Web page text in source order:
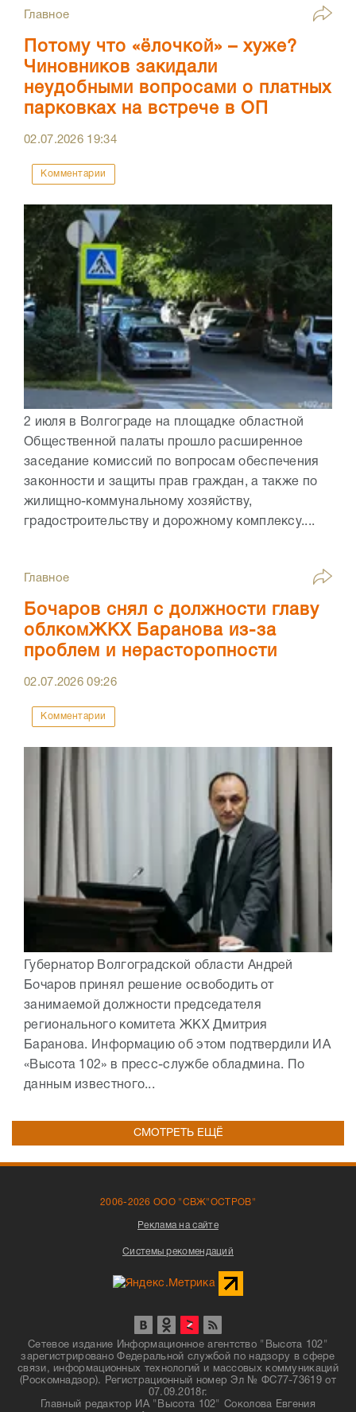
Главное
Потому что «ёлочкой» – хуже?
Чиновников закидали
неудобными вопросами о платных
парковках на встрече в ОП
02.07.2026 19:34
Комментарии
2 июля в Волгограде на площадке областной
Общественной палаты прошло расширенное
заседание комиссий по вопросам обеспечения
законности и защиты прав граждан, а также по
жилищно-коммунальному хозяйству,
градостроительству и дорожному комплексу....
Главное
Бочаров снял с должности главу
облкомЖКХ Баранова из-за
проблем и нерасторопности
02.07.202609:26
Комментарии
Губернатор Волгоградской области Андрей
Бочаров принял решение освободить от
занимаемой должности председателя
регионального комитета ЖКХ Дмитрия
Баранова. Информацию об этом подтвердили ИА
«Высота 102» в пресс-службе обладмина. По
данным известного...
СМОТРЕТЬ ЕЩЁ
2006-2026 ООО "СВЖ"ОСТРОВ"
Реклама на сайте
Системы рекомендаций
Сетевое издание Информационное агентство "Высота 102"
зарегистрировано Федеральной службой по надзору в сфере
связи, информационных технологий и массовых коммуникаций
(Роскомнадзор). Регистрационный номер Эл № ФС77-73619 от
07.09.2018г.
Главный редактор ИА "Высота 102" Соколова Евгения